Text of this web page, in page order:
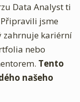
Data Analyst ti
jsme
zahrnuje kariérní
nebo
Tento
našeho